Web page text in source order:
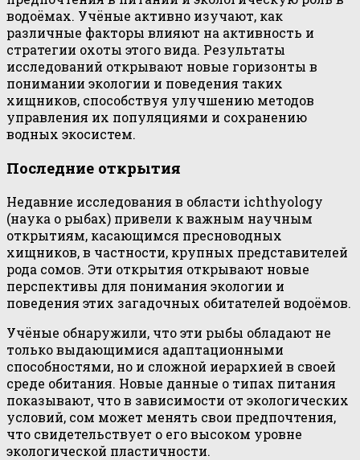
водоёмах. Учёные активно изучают, как
различные факторы влияют на активность и
стратегии охоты этого вида. Результаты
исследований открывают новые горизонты в
понимании экологии и поведения таких
хищников, способствуя улучшению методов
управления их популяциями и сохранению
водных экосистем.
Последние открытия
Недавние исследования в области ichthyology
(наука о рыбах) привели к важным научным
открытиям, касающимся пресноводных
хищников, в частности, крупных представителей
рода сомов. Эти открытия открывают новые
перспективы для понимания экологии и
поведения этих загадочных обитателей водоёмов.
Учёные обнаружили, что эти рыбы обладают не
только выдающимися адаптационными
способностями, но и сложной иерархией в своей
среде обитания. Новые данные о типах питания
показывают, что в зависимости от экологических
условий, сом может менять свои предпочтения,
что свидетельствует о его высоком уровне
экологической пластичности.